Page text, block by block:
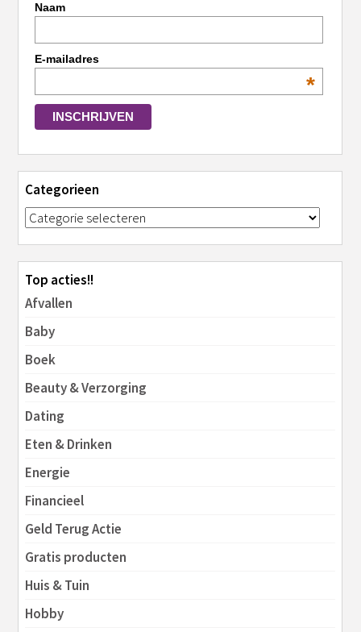
Naam
E-mailadres
*
Categorieen
Top acties!!
Afvallen
Baby
Boek
Beauty & Verzorging
Dating
Eten & Drinken
Energie
Financieel
Geld Terug Actie
Gratis producten
Huis & Tuin
Hobby